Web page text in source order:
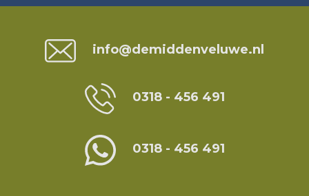
info@demiddenveluwe.nl
0318 - 456 491
0318 - 456 491